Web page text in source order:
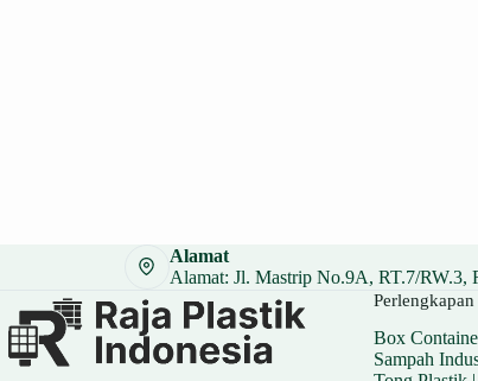
Alamat
Alamat: Jl. Mastrip No.9A, RT.7/RW.3,
Box
Sampah